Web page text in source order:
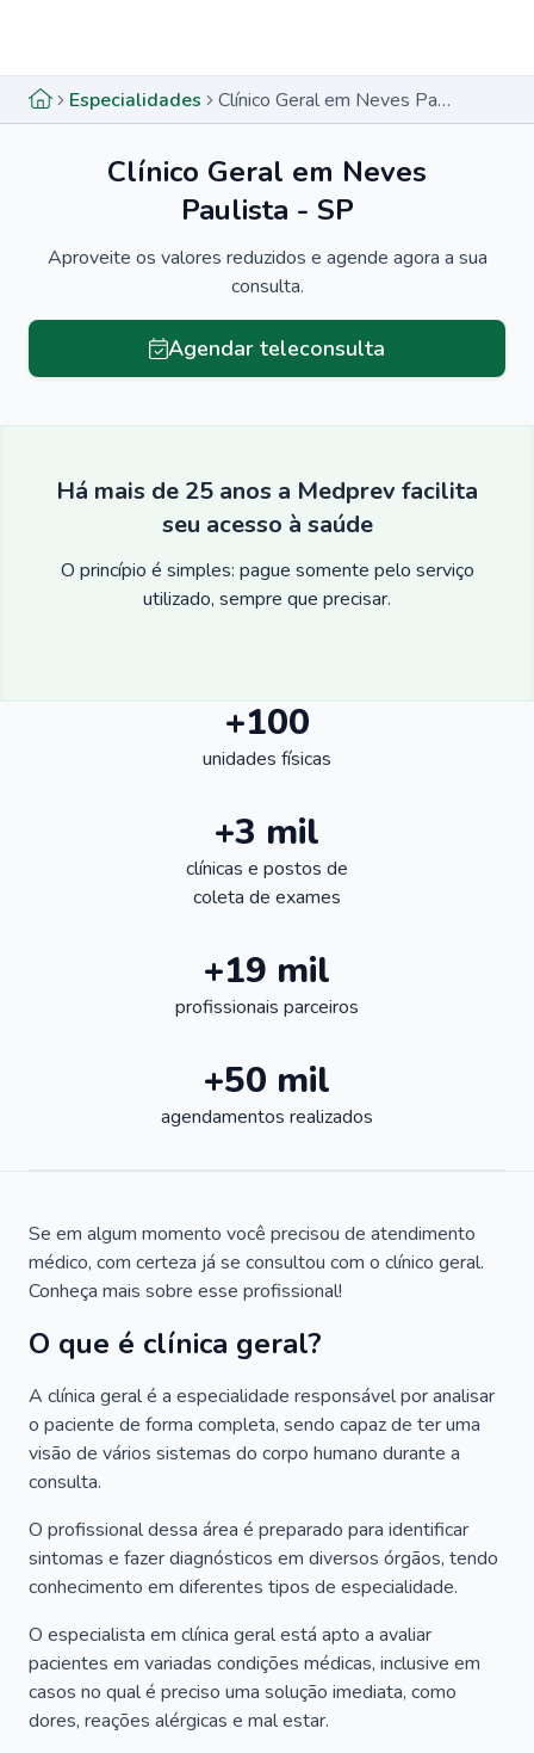
Especialidades Clínico Geral em Neves Paulista - SP
Clínico Geral em Neves
Paulista - SP
Aproveite os valores reduzidos e agende agora a sua
consulta.
Agendar teleconsulta
Há mais de 25 anos a Medprev facilita
seu acesso à saúde
O princípio é simples: pague somente pelo serviço
utilizado, sempre que precisar.
+100
unidades físicas
+3 mil
clínicas e postos de
coleta de exames
+19 mil
profissionais parceiros
+50 mil
agendamentos realizados
Se em algum momento você precisou de atendimento
médico, com certeza já se consultou com o clínico geral.
Conheça mais sobre esse profissional!
O que é clínica geral?
A clínica geral é a especialidade responsável por analisar
o paciente de forma completa, sendo capaz de ter uma
visão de vários sistemas do corpo humano durante a
consulta.
O profissional dessa área é preparado para identificar
sintomas e fazer diagnósticos em diversos órgãos, tendo
conhecimento em diferentes tipos de especialidade.
O especialista em clínica geral está apto a avaliar
pacientes em variadas condições médicas, inclusive em
casos no qual é preciso uma solução imediata, como
dores, reações alérgicas e mal estar.